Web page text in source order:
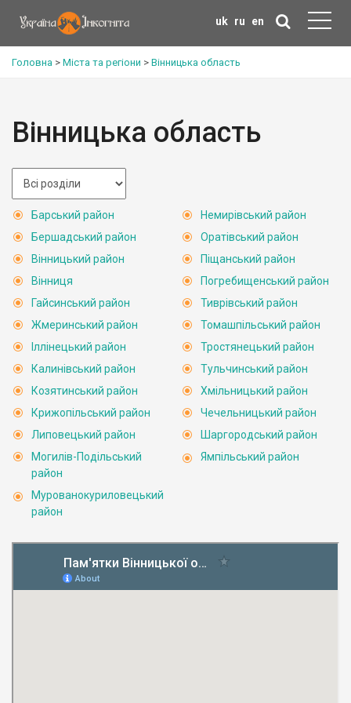
uk ru en
Головна > Міста та регіони > Вінницька область
Вінницька область
Барський район
Бершадський район
Вінницький район
Вінниця
Гайсинський район
Жмеринський район
Іллінецький район
Калинівський район
Козятинський район
Крижопільський район
Липовецький район
Могилів-Подільський
район
Мурованокуриловецький
район
Немирівський район
Оратівський район
Піщанський район
Погребищенський район
Тиврівський район
Томашпільський район
Тростянецький район
Тульчинський район
Хмільницький район
Чечельницький район
Шаргородський район
Ямпільський район